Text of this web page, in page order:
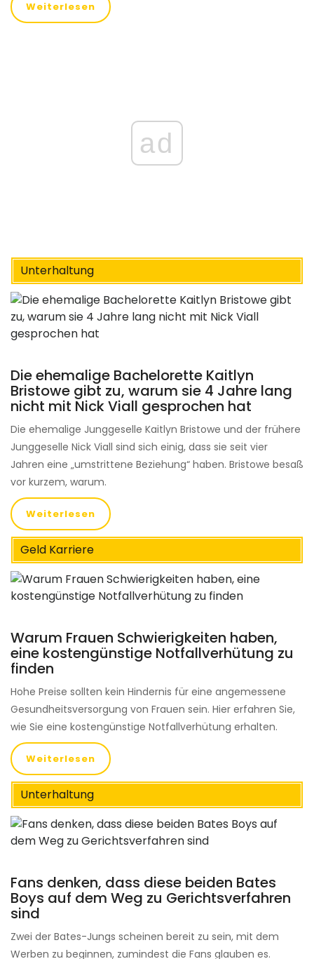
Weiterlesen
ad
Unterhaltung
Die ehemalige Bachelorette Kaitlyn
Bristowe gibt zu, warum sie 4 Jahre lang
nicht mit Nick Viall gesprochen hat
Die ehemalige Junggeselle Kaitlyn Bristowe und der frühere
Junggeselle Nick Viall sind sich einig, dass sie seit vier
Jahren eine „umstrittene Beziehung“ haben. Bristowe besaß
vor kurzem, warum.
Weiterlesen
Geld Karriere
Warum Frauen Schwierigkeiten haben,
eine kostengünstige Notfallverhütung zu
finden
Hohe Preise sollten kein Hindernis für eine angemessene
Gesundheitsversorgung von Frauen sein. Hier erfahren Sie,
wie Sie eine kostengünstige Notfallverhütung erhalten.
Weiterlesen
Unterhaltung
Fans denken, dass diese beiden Bates
Boys auf dem Weg zu Gerichtsverfahren
sind
Zwei der Bates-Jungs scheinen bereit zu sein, mit dem
Werben zu beginnen, zumindest die Fans glauben es.